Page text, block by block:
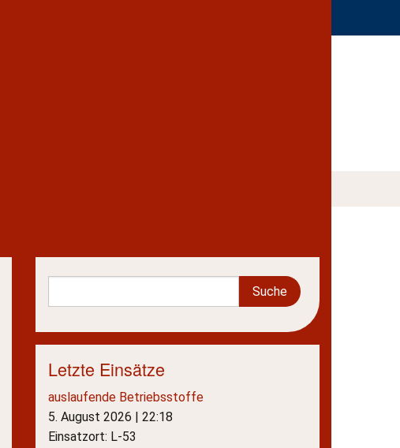
Letzte Einsätze
auslaufende Betriebsstoffe
5. August 2026 | 22:18
Einsatzort: L-53